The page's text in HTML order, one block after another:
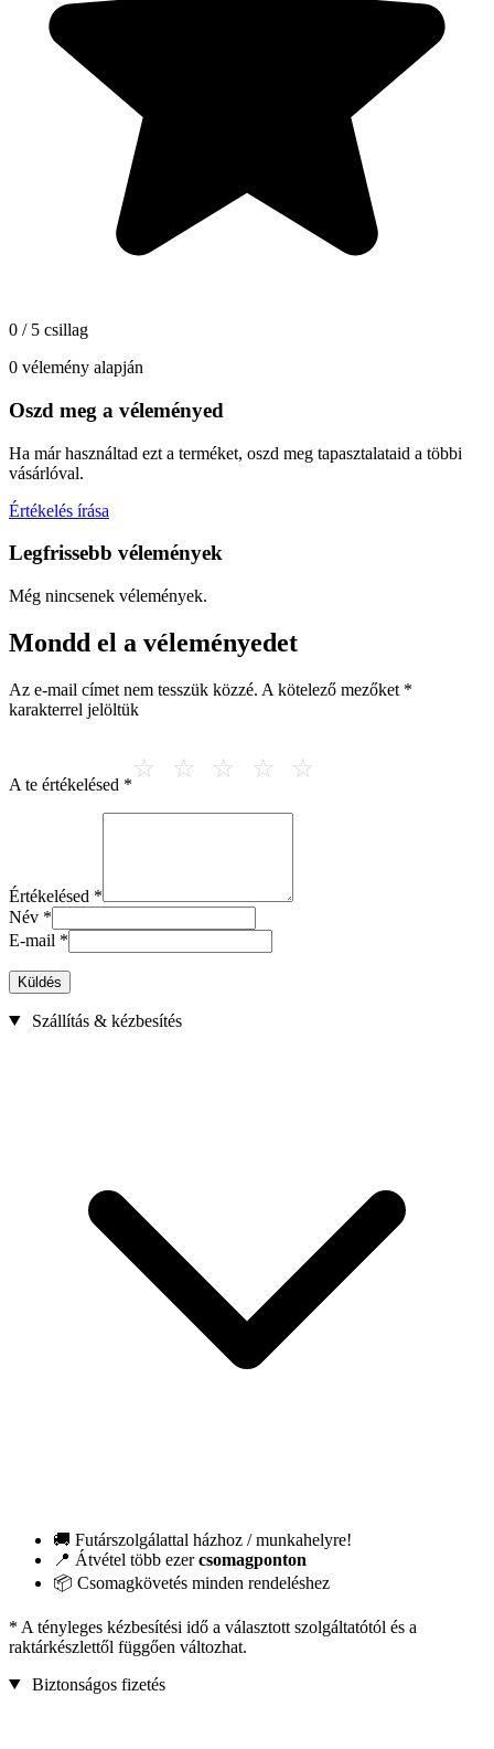
0 / 5 csillag
0 vélemény alapján
Oszd meg a véleményed
Ha már használtad ezt a terméket, oszd meg tapasztalataid a többi
vásárlóval.
Értékelés írása
Legfrissebb vélemények
Még nincsenek vélemények.
Mondd el a véleményedet
Az e-mail címet nem tesszük közzé. A kötelező mezőket *
karakterrel jelöltük
A te értékelésed *
Értékelésed *
Név *
E-mail *
Küldés
Szállítás & kézbesítés
🚚 Futárszolgálattal házhoz / munkahelyre!
📍 Átvétel több ezercsomagponton
📦 Csomagkövetés minden rendeléshez
* A tényleges kézbesítési idő a választott szolgáltatótól és a
raktárkészlettől függően változhat.
Biztonságos fizetés